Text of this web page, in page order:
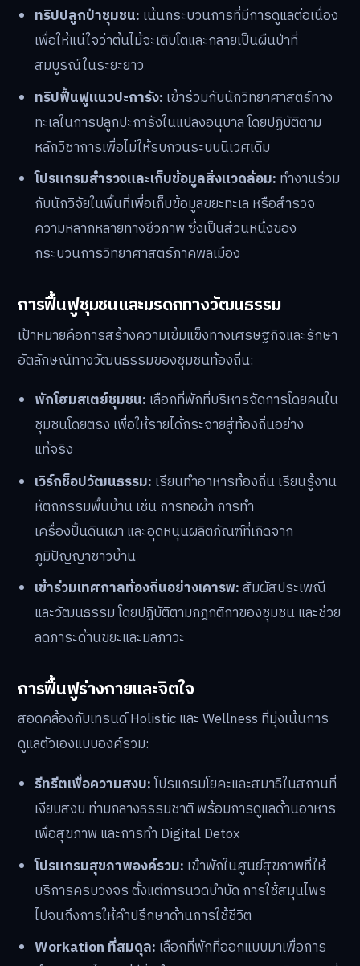
ทริปปลูกป่าชุมชน: เน้นกระบวนการที่มีการดูแลต่อเนื่อง
เพื่อให้แน่ใจว่าต้นไม้จะเติบโตและกลายเป็นผืนป่าที่
สมบูรณ์ในระยะยาว
ทริปฟื้นฟูแนวปะการัง: เข้าร่วมกับนักวิทยาศาสตร์ทาง
ทะเลในการปลูกปะการังในแปลงอนุบาล โดยปฏิบัติตาม
หลักวิชาการเพื่อไม่ให้รบกวนระบบนิเวศเดิม
โปรแกรมสำรวจและเก็บข้อมูลสิ่งแวดล้อม: ทำงานร่วม
กับนักวิจัยในพื้นที่เพื่อเก็บข้อมูลขยะทะเล หรือสำรวจ
ความหลากหลายทางชีวภาพ ซึ่งเป็นส่วนหนึ่งของ
กระบวนการวิทยาศาสตร์ภาคพลเมือง
การฟื้นฟูชุมชนและมรดกทางวัฒนธรรม
เป้าหมายคือการสร้างความเข้มแข็งทางเศรษฐกิจและรักษา
อัตลักษณ์ทางวัฒนธรรมของชุมชนท้องถิ่น:
พักโฮมสเตย์ชุมชน: เลือกที่พักที่บริหารจัดการโดยคนใน
ชุมชนโดยตรง เพื่อให้รายได้กระจายสู่ท้องถิ่นอย่าง
แท้จริง
เวิร์กช็อปวัฒนธรรม: เรียนทำอาหารท้องถิ่น เรียนรู้งาน
หัตถกรรมพื้นบ้าน เช่น การทอผ้า การทำ
เครื่องปั้นดินเผา และอุดหนุนผลิตภัณฑ์ที่เกิดจาก
ภูมิปัญญาชาวบ้าน
เข้าร่วมเทศกาลท้องถิ่นอย่างเคารพ:สัมผัสประเพณี
และวัฒนธรรม โดยปฏิบัติตามกฎกติกาของชุมชน และช่วย
ลดภาระด้านขยะและมลภาวะ
การฟื้นฟูร่างกายและจิตใจ
สอดคล้องกับเทรนด์ Holistic และ Wellness ที่มุ่งเน้นการ
ดูแลตัวเองแบบองค์รวม:
รีทรีตเพื่อความสงบ:โปรแกรมโยคะและสมาธิในสถานที่
เงียบสงบ ท่ามกลางธรรมชาติ พร้อมการดูแลด้านอาหาร
เพื่อสุขภาพ และการทำ Digital Detox
โปรแกรมสุขภาพองค์รวม: เข้าพักในศูนย์สุขภาพที่ให้
บริการครบวงจร ตั้งแต่การนวดบำบัด การใช้สมุนไพร
ไปจนถึงการให้คำปรึกษาด้านการใช้ชีวิต
Workation ที่สมดุล: เลือกที่พักที่ออกแบบมาเพื่อการ